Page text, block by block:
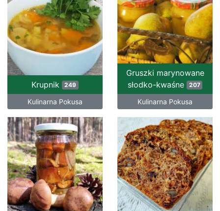
Gruszki marynowane
słodko-kwaśne
207
Kulinarna Pokusa
Krupnik 249
Kulinarna Pokusa